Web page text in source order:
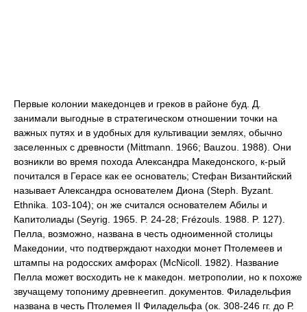
Первые колонии македонцев и греков в районе буд. Д.
занимали выгодные в стратегическом отношении точки на
важных путях и в удобных для культивации землях, обычно
заселенных с древности (Mittmann. 1966; Bauzou. 1988). Они
возникли во время похода Александра Македонского, к-рый
почитался в Герасе как ее основатель; Стефан Византийский
называет Александра основателем Диона (Steph. Byzant.
Ethnika. 103-104); он же считался основателем Абилы и
Капитолиады (Seyrig. 1965. P. 24-28; Frézouls. 1988. P. 127).
Пелла, возможно, названа в честь одноименной столицы
Македонии, что подтверждают находки монет Птолемеев и
штампы на родосских амфорах (McNicoll. 1982). Название
Пелла может восходить не к македон. метрополии, но к похоже
звучащему топониму древнеегип. документов. Филадельфия
названа в честь Птолемея II Филадельфа (ок. 308-246 гг. до Р.